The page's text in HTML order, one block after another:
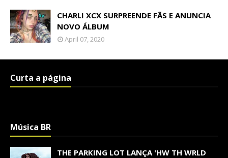
CHARLI XCX SURPREENDE FÃS E ANUNCIA
NOVO ÁLBUM
April 07, 2020
Curta a página
Música BR
THE PARKING LOT LANÇA 'HW TH WRLD